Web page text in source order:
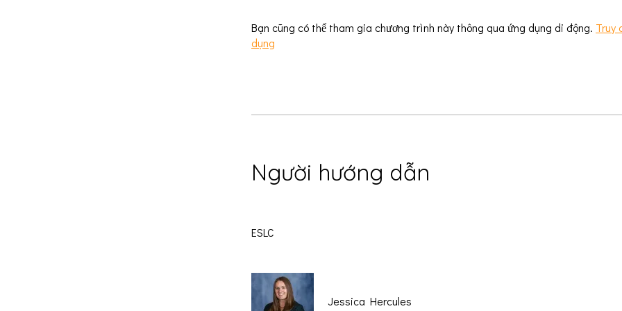
Bạn cũng có thể tham gia chương trình này thông qua ứng dụng di động. Truy
dụng
Người hướng dẫn
ESLC
Jessica Hercules